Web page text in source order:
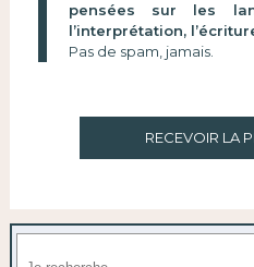
pensées sur les
l’interprétation,
Pas de spam, jamais.
RECEVOIR LA